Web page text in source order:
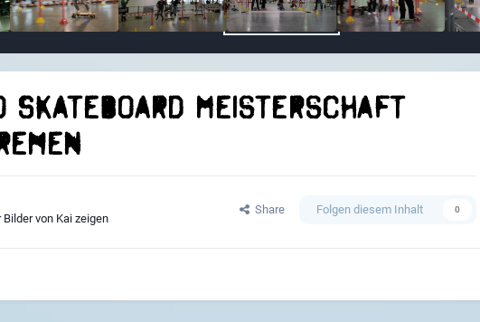
Skateboard Meisterschaft
Bilder von Kai zeigen
Share Folgen diesem Inhalt 0